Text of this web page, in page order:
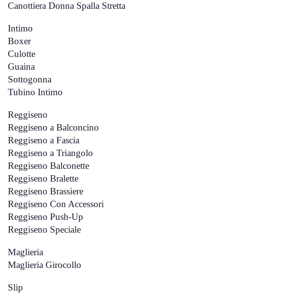
Canottiera Donna Spalla Stretta
Intimo
Boxer
Culotte
Guaina
Sottogonna
Tubino Intimo
Reggiseno
Reggiseno a Balconcino
Reggiseno a Fascia
Reggiseno a Triangolo
Reggiseno Balconette
Reggiseno Bralette
Reggiseno Brassiere
Reggiseno Con Accessori
Reggiseno Push-Up
Reggiseno Speciale
Maglieria
Maglieria Girocollo
Slip